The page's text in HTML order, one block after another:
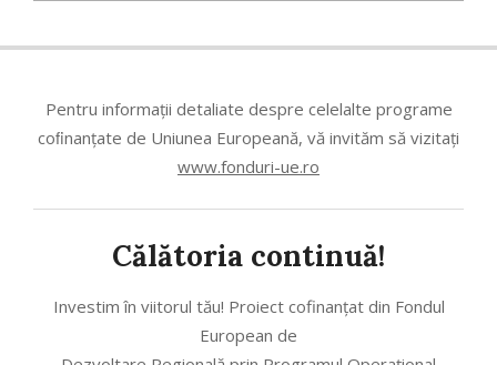
10-
Pentru informații detaliate despre celelalte programe
coﬁnanțate de Uniunea Europeană, vă invităm să vizitați
www.fonduri-ue.ro
Călătoria continuă!
Investim în viitorul tău! Proiect cofinanțat din Fondul
European de